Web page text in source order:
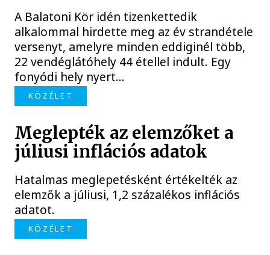
A Balatoni Kör idén tizenkettedik
alkalommal hirdette meg az év strandétele
versenyt, amelyre minden eddiginél több,
22 vendéglátóhely 44 étellel indult. Egy
fonyódi hely nyert...
KÖZÉLET
Meglepték az elemzőket a
júliusi inflációs adatok
Hatalmas meglepetésként értékelték az
elemzők a júliusi, 1,2 százalékos inflációs
adatot.
KÖZÉLET